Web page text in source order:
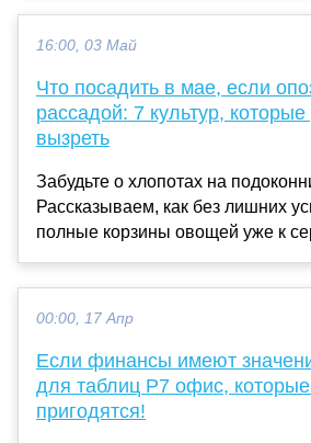
16:00, 03 Май
Что посадить в мае, если
рассадой: 7 культур,
вызреть
Забудьте о хлопотах на
Рассказываем, как без лишних
полные корзины овощей уже к
00:00, 17 Апр
Если финансы имеют
для таблиц Р7 офис,
пригодятся!